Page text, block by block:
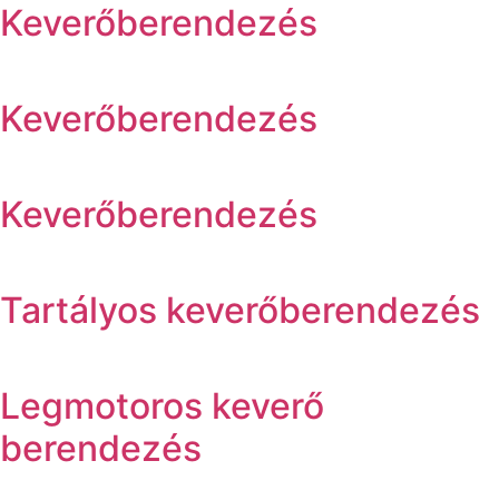
Keverőberendezés
Keverőberendezés
Keverőberendezés
Tartályos keverőberendezés
Legmotoros keverő
berendezés